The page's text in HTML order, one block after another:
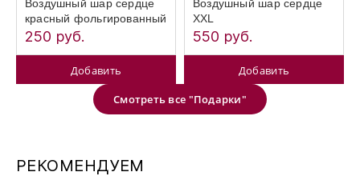
Воздушный шар сердце
красный фольгированный
250 руб.
Добавить
Воздушный шар сердце
XXL
550 руб.
Добавить
Смотреть все "Подарки"
РЕКОМЕНДУЕМ